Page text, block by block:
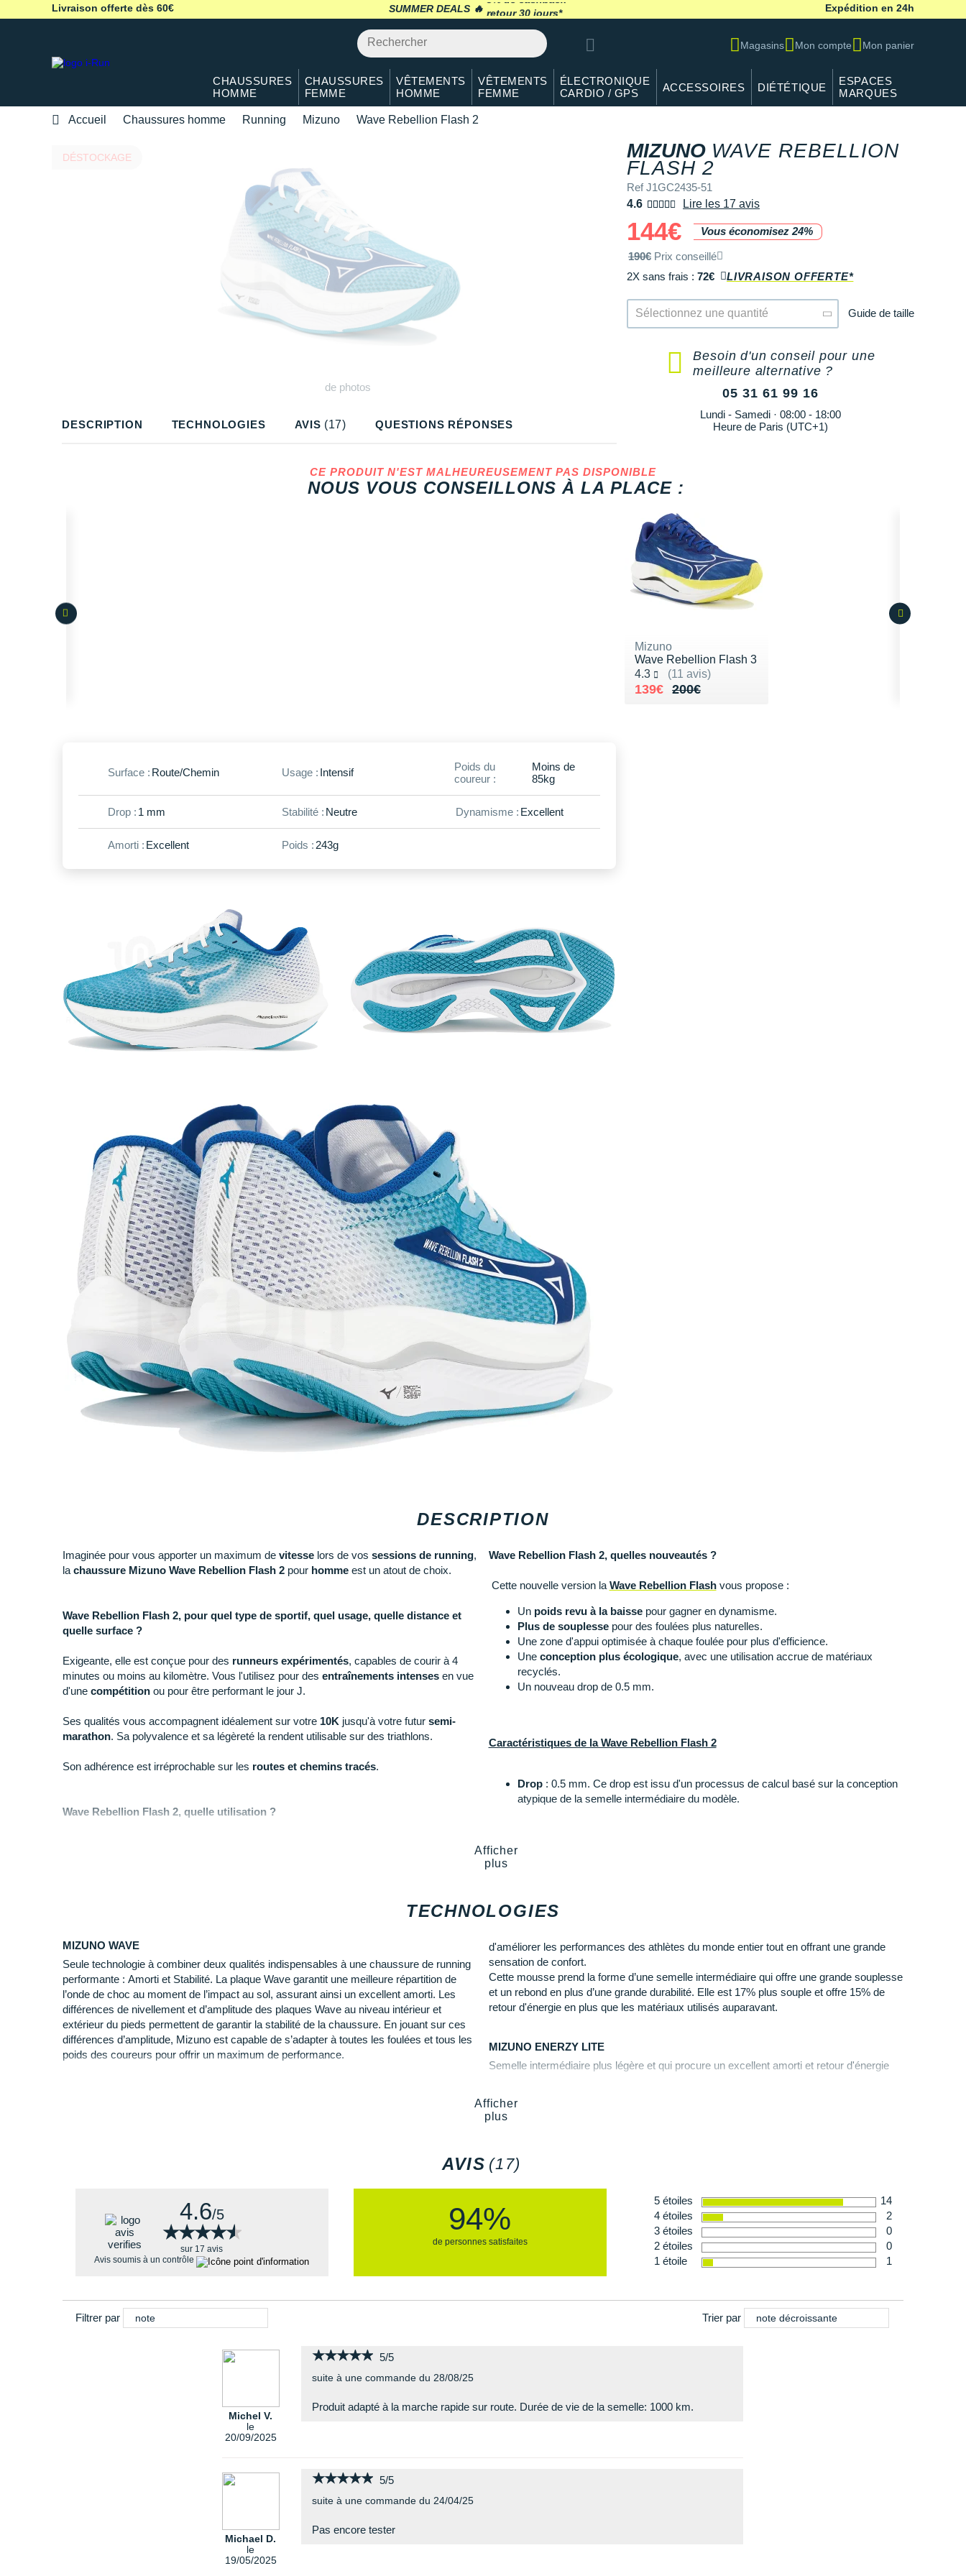
Livraison offerte dès 60€ SUMMER DEALS 🔥
retour 30 jours * Expédition en 24h
Magasins Mon compte Mon panier
CHAUSSURES
HOMME
CHAUSSURES
FEMME
VÊTEMENTS
HOMME
VÊTEMENTS
FEMME
ÉLECTRONIQUE
CARDIO / GPS
ACCESSOIRES DIÉTÉTIQUE
ESPACES
MARQUES
Accueil Chaussures homme Running Mizuno Wave Rebellion Flash 2
MIZUNO WAVE REBELLION
FLASH 2
Ref J1GC2435-51
4.6
Lire les 17 avis
144€ Vous économisez 24%
190€ Prix conseillé
2X sans frais : 72€ LIVRAISON OFFERTE*
Sélectionnez une quantité Guide de taille
Besoin d'un conseil pour une
meilleure alternative ?
05 31 61 99 16
Lundi - Samedi · 08:00 - 18:00
Heure de Paris (UTC+1)
DESCRIPTION TECHNOLOGIES AVIS (17) QUESTIONS RÉPONSES
Surface : Route/Chemin Usage : Intensif
Poids du
coureur :
Moins de
85kg
Drop : 1 mm Stabilité : Neutre Dynamisme : Excellent
Amorti : Excellent Poids : 243g
DÉSTOCKAGE
Plus
de photos
CE PRODUIT N'EST MALHEUREUSEMENT PAS DISPONIBLE
NOUS VOUS CONSEILLONS À LA PLACE :
Mizuno
Wave Rebellion Flash 3
4.3
(11 avis)
Noté 4.3 sur 5
200€
Au lieu de 200€
139€
Vendu 139€
DESCRIPTION
Imaginée pour vous apporter un maximum de vitesse lors de vos sessions de running,
la chaussure Mizuno Wave Rebellion Flash 2 pour homme est un atout de choix.
Wave Rebellion Flash 2, pour quel type de sportif, quel usage, quelle distance et
quelle surface ?
Exigeante, elle est conçue pour des runneurs expérimentés, capables de courir à 4
minutes ou moins au kilomètre. Vous l'utilisez pour des entraînements intenses en vue
d'une compétition ou pour être performant le jour J.
Ses qualités vous accompagnent idéalement sur votre 10K jusqu'à votre futur semi-
marathon. Sa polyvalence et sa légèreté la rendent utilisable sur des triathlons.
Son adhérence est irréprochable sur les routes et chemins tracés.
Wave Rebellion Flash 2, quelle utilisation ?
Pourquoi choisir la Wave Rebellion Flash 2 ?
En faisant le choix de la Wave Rebellion Flash 2 vous obtenez des avantages comme :
dynamisme
exceptionnel pour vous affranchir de nouveaux objectifs de
temps.
Une légèreté indispensable pour gagner en
aisance et en respirabilité.
Une
plaque de propulsion
qui vous motive à accélérer la cadence.
nécessaire pour plus de sérénité.
Wave Rebellion Flash 2, quelles nouveautés ?
Cette nouvelle version la Wave Rebellion Flashvous propose :
Un poids revu à la baissepour gagner en dynamisme.
Plus de souplessepour des foulées plus naturelles.
Une zone d'appui optimisée à chaque foulée pour plus d'efficience.
Une conception plus écologique, avec une utilisation accrue de matériaux
recyclés.
Un nouveau drop de 0.5 mm.
Caractéristiques de la Wave Rebellion Flash 2
Drop: 0.5 mm. Ce drop est issu d'un processus de calcul basé sur la conception
atypique de la semelle intermédiaire du modèle.
Amorti
Empeigne (partie supérieure qui enveloppe le pied): trèsaérée, elle facilite la
circulation de l'air pour offrir une
Semelle extérieure: sonadhérenceest irréprochable sur le bitume et les
Afficher
plus
TECHNOLOGIES
MIZUNO WAVE
Seule technologie à combiner deux qualités indispensables à une chaussure de running
performante : Amorti et Stabilité. La plaque Wave garantit une meilleure répartition de
l’onde de choc au moment de l’impact au sol, assurant ainsi un excellent amorti. Les
différences de nivellement et d’amplitude des plaques Wave au niveau intérieur et
extérieur du pieds permettent de garantir la stabilité de la chaussure. En jouant sur ces
différences d’amplitude, Mizuno est capable de s’adapter à toutes les foulées et tous les
poids des coureurs pour offrir un maximum de performance.
MIZUNO ENERZY est un matériau unique qui offre les meilleurs bénéfices de retour
d'améliorer les performances des athlètes du monde entier tout en offrant une grande
sensation de confort.
Cette mousse prend la forme d’une semelle intermédiaire qui offre une grande souplesse
et un rebond en plus d’une grande durabilité. Elle est 17% plus souple et offre 15% de
retour d'énergie en plus que les matériaux utilisés auparavant.
MIZUNO ENERZY LITE
Semelle intermédiaire plus légère et qui procure un excellent amorti et retour d'énergie
SMOOTH SPEED ASSIST
Optimisation de la longueur et de l'angle de la zone d'appui pour plus d'efficacité selon
Afficher
plus
AVIS (17)
4.6/5
★★★★★
★★★★★
sur 17 avis
Avis soumis à un contrôle
94%
de personnes satisfaites
5 étoiles
14
4 étoiles
2
3 étoiles
0
2 étoiles
0
1 étoile
1
Filtrer par note Trier par note décroissante
Michel V.
le
20/09/2025
★★★★★
★★★★★ 5/5
suite à une commande du 28/08/25
Produit adapté à la marche rapide sur route. Durée de vie de la semelle: 1000 km.
Michael D.
le
19/05/2025
★★★★★
★★★★★ 5/5
suite à une commande du 24/04/25
Pas encore tester